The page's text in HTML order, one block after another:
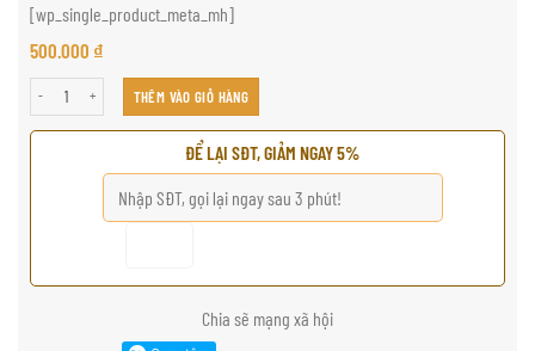
[wp_single_product_meta_mh]
500.000 ₫
银法轮沉香手链 số lượngTHÊM VÀO GIỎ HÀNG
ĐỂ LẠI SĐT, GIẢM NGAY 5%
Chia sẽ mạng xã hội